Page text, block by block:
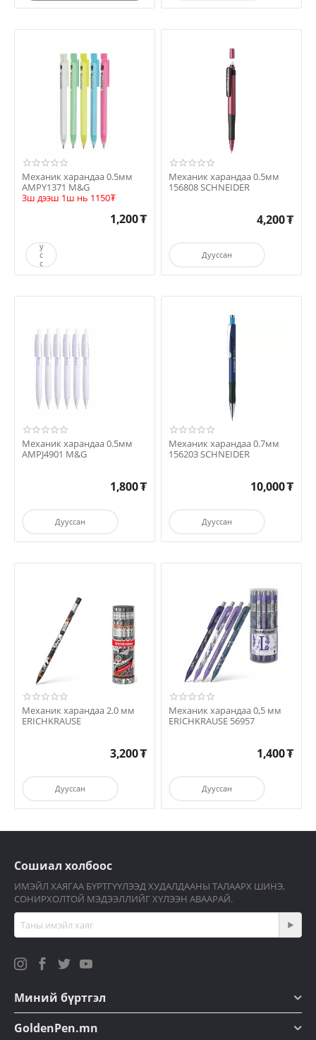
Механик харандаа 0.5мм
AMPY1371 M&G
3ш дээш 1ш нь 1150₮
1,200₮
у
с
с
Механик харандаа 0.5мм
156808 SCHNEIDER
4,200₮
Дууссан
Механик харандаа 0.5мм
AMPJ4901 M&G
1,800₮
Дууссан
Механик харандаа 0.7мм
156203 SCHNEIDER
10,000₮
Дууссан
Механик харандаа 2.0 мм
ERICHKRAUSE
3,200₮
Дууссан
Механик харандаа 0,5 мм
ERICHKRAUSE 56957
1,400₮
Дууссан
Сошиал холбоос
ИМЭЙЛ ХАЯГАА БҮРТГҮҮЛЭЭД ХУДАЛДААНЫ ТАЛААРХ ШИНЭ,
СОНИРХОЛТОЙ МЭДЭЭЛЛИЙГ ХҮЛЭЭН АВААРАЙ.
Миний бүртгэл
GoldenPen.mn